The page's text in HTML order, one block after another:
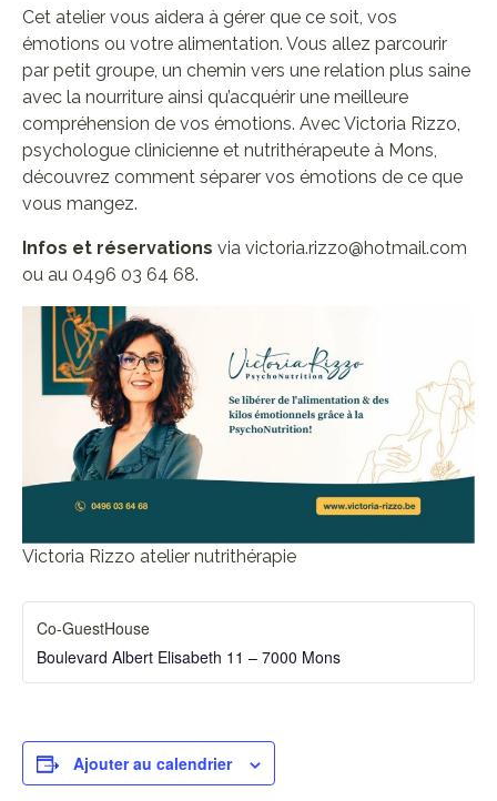
Cet atelier vous aidera à gérer que ce soit, vos
émotions ou votre alimentation. Vous allez parcourir
par petit groupe, un chemin vers une relation plus saine
avec la nourriture ainsi qu’acquérir une meilleure
compréhension de vos émotions. Avec Victoria Rizzo,
psychologue clinicienne et nutrithérapeute à Mons,
découvrez comment séparer vos émotions de ce que
vous mangez.
Infos et réservations via victoria.rizzo@hotmail.com
ou au 0496 03 64 68.
Victoria Rizzo atelier nutrithérapie
Co-GuestHouse
Boulevard Albert Elisabeth 11 – 7000 Mons
Ajouter au calendrier